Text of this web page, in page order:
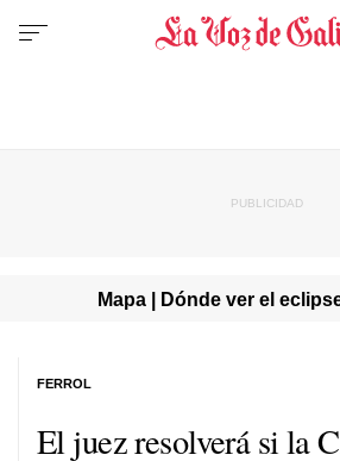
Mapa | Dónde ver el
El juez resolverá si la
FERROL